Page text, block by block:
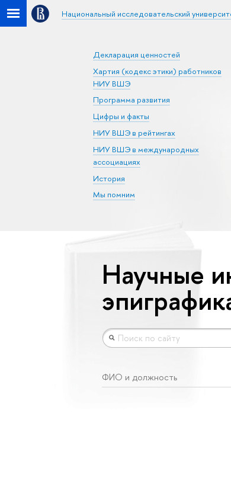
Национальный исследовательский
Декларация ценностей
Хартия (кодекс этики) работников
НИУ ВШЭ
Программа развития
Цифры и факты
НИУ ВШЭ в рейтингах
НИУ ВШЭ в международных
ассоциациях
История
Мы помним
Научные
ФИО и должность